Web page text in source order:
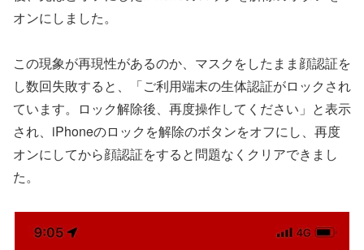
オンにしました。
この現象が再現性があるのか、マスクをしたまま顔認証を
し数回失敗すると、「ご利用端末の生体認証がロックされ
ています。ロック解除後、再度操作してください」と表示
され、iPhoneのロックを解除のボタンをオフにし、再度
オンにしてから顔認証をすると問題なくクリアできまし
た。